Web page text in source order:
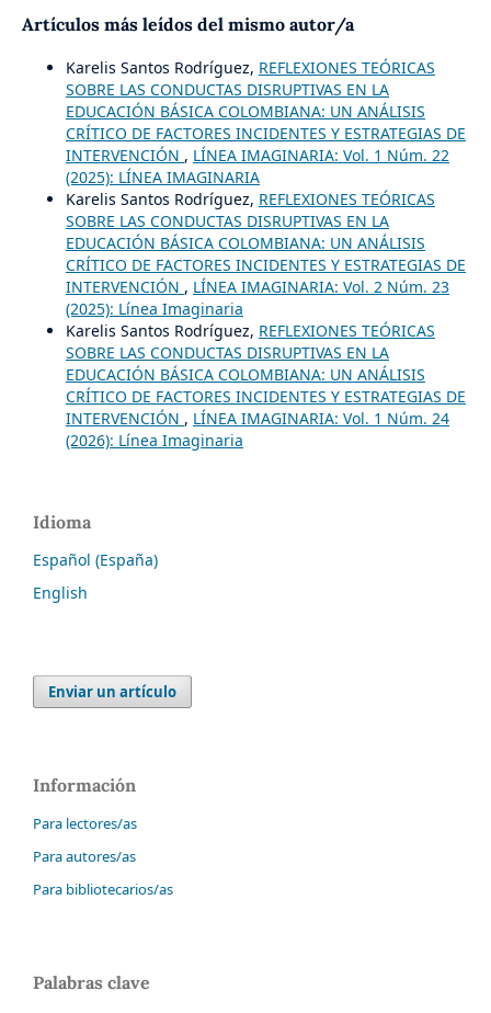
Artículos más leídos del mismo autor/a
Karelis Santos Rodríguez, REFLEXIONES TEÓRICAS
SOBRE LAS CONDUCTAS DISRUPTIVAS EN LA
EDUCACIÓN BÁSICA COLOMBIANA: UN ANÁLISIS
CRÍTICO DE FACTORES INCIDENTES Y ESTRATEGIAS DE
INTERVENCIÓN , LÍNEA IMAGINARIA: Vol. 1 Núm. 22
(2025): LÍNEA IMAGINARIA
Karelis Santos Rodríguez, REFLEXIONES TEÓRICAS
SOBRE LAS CONDUCTAS DISRUPTIVAS EN LA
EDUCACIÓN BÁSICA COLOMBIANA: UN ANÁLISIS
CRÍTICO DE FACTORES INCIDENTES Y ESTRATEGIAS DE
INTERVENCIÓN , LÍNEA IMAGINARIA: Vol. 2 Núm. 23
(2025): Línea Imaginaria
Karelis Santos Rodríguez, REFLEXIONES TEÓRICAS
SOBRE LAS CONDUCTAS DISRUPTIVAS EN LA
EDUCACIÓN BÁSICA COLOMBIANA: UN ANÁLISIS
CRÍTICO DE FACTORES INCIDENTES Y ESTRATEGIAS DE
INTERVENCIÓN , LÍNEA IMAGINARIA: Vol. 1 Núm. 24
(2026): Línea Imaginaria
Idioma
Español (España)
English
Enviar un artículo
Información
Para lectores/as
Para autores/as
Para bibliotecarios/as
Palabras clave